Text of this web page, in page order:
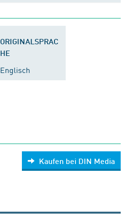
ORIGINALSPRAC
HE
Englisch
Kaufen bei DIN Media